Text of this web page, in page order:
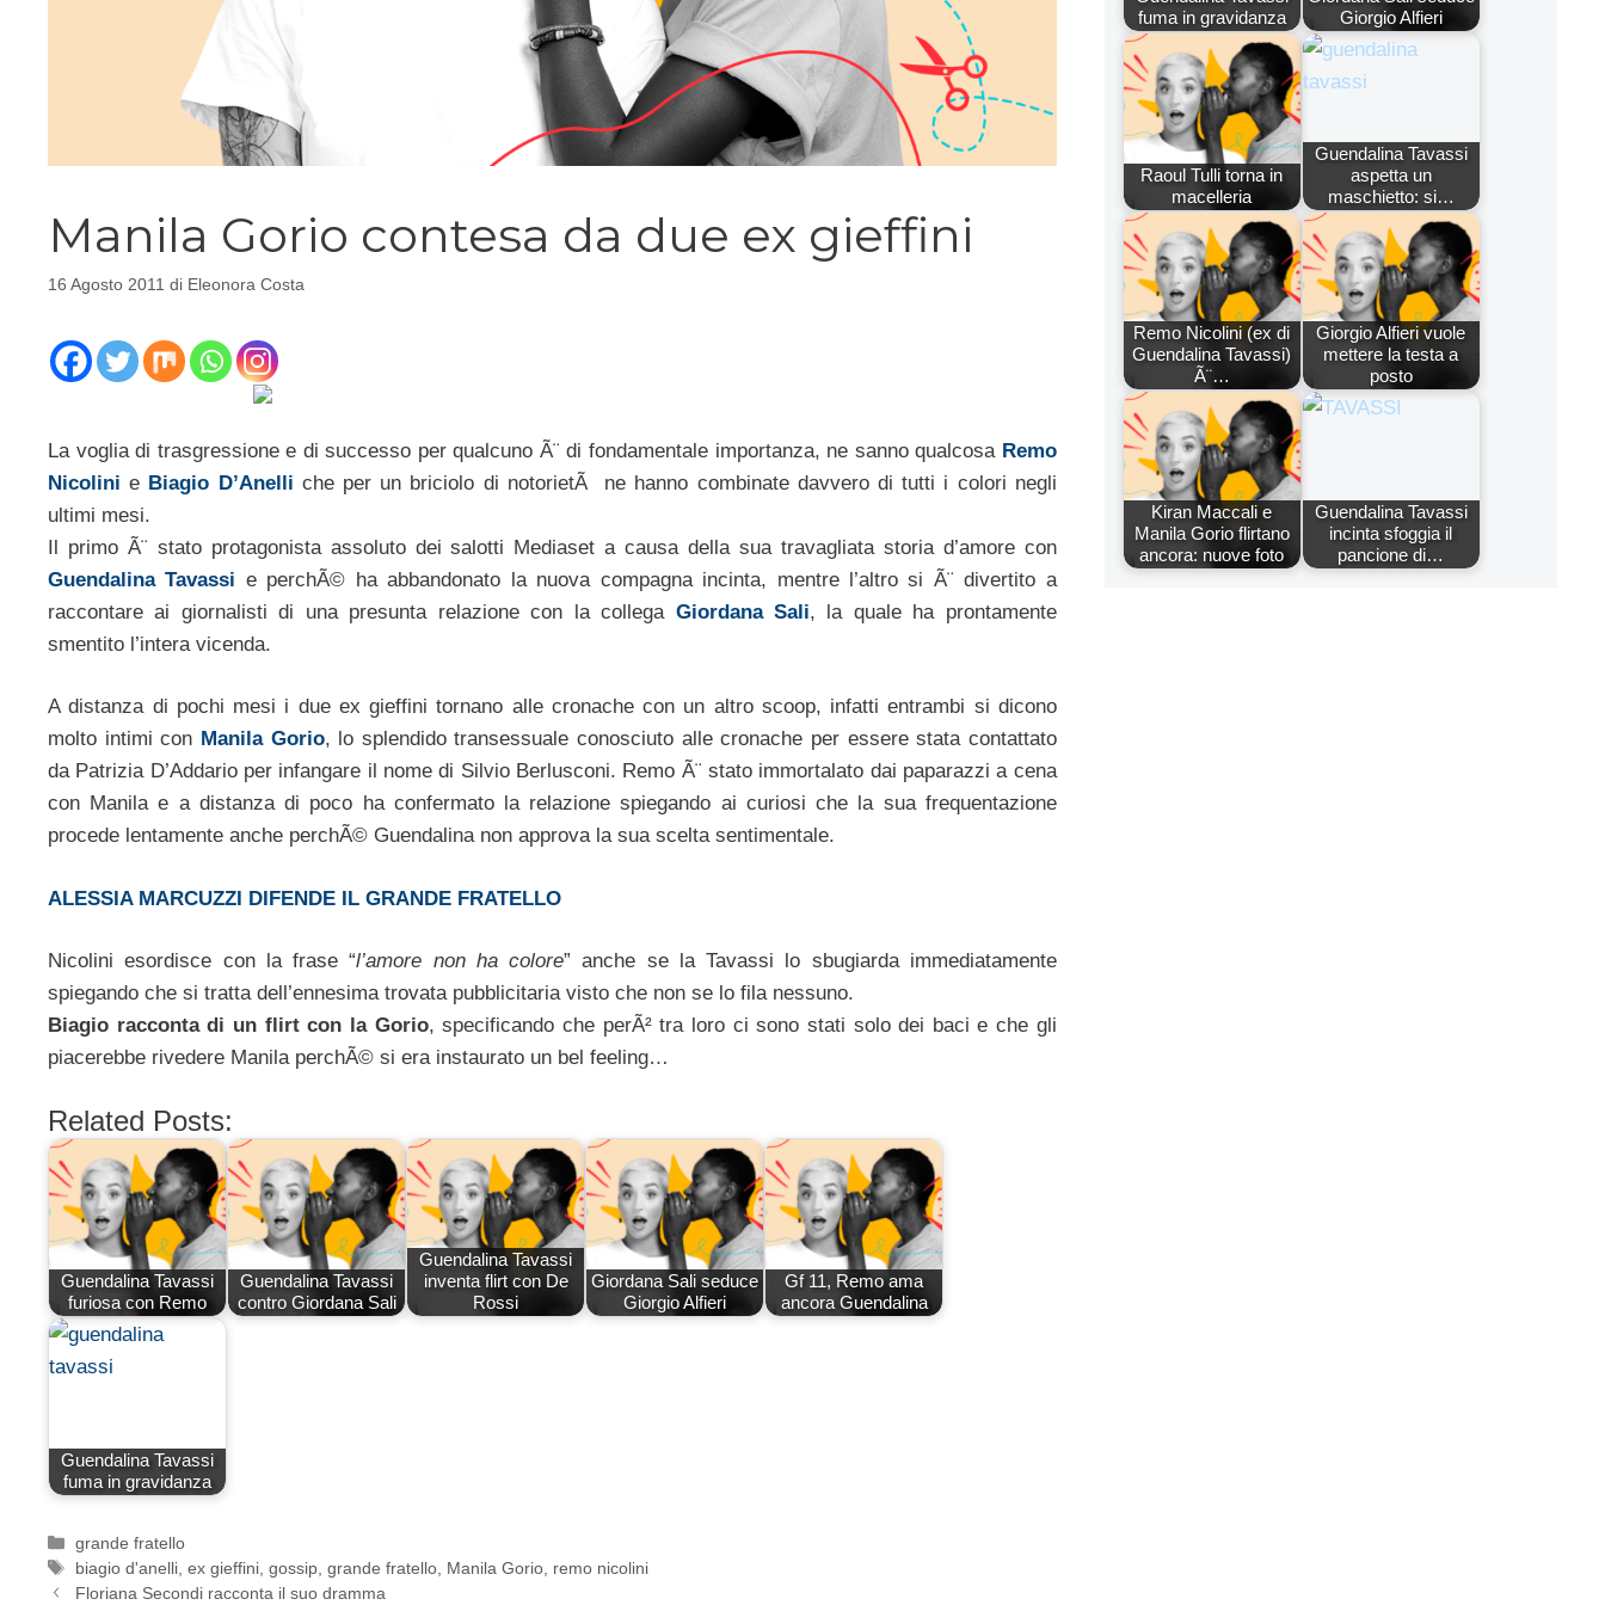
Manila Gorio contesa da due ex gieffini
16 Agosto 2011 di Eleonora Costa
La voglia di trasgressione e di successo per qualcuno Ã¨ di fondamentale importanza, ne sanno qualcosa Remo
Nicolini e Biagio D’Anelli che per un briciolo di notorietÃ ne hanno combinate davvero di tutti i colori negli
ultimi mesi.
Il primo Ã¨ stato protagonista assoluto dei salotti Mediaset a causa della sua travagliata storia d’amore con
Guendalina Tavassi e perchÃ© ha abbandonato la nuova compagna incinta, mentre l’altro si Ã¨ divertito a
raccontare ai giornalisti di una presunta relazione con la collega Giordana Sali, la quale ha prontamente
smentito l’intera vicenda.
A distanza di pochi mesi i due ex gieffini tornano alle cronache con un altro scoop, infatti entrambi si dicono
molto intimi con Manila Gorio, lo splendido transessuale conosciuto alle cronache per essere stata contattato
da Patrizia D’Addario per infangare il nome di Silvio Berlusconi. Remo Ã¨ stato immortalato dai paparazzi a cena
con Manila e a distanza di poco ha confermato la relazione spiegando ai curiosi che la sua frequentazione
procede lentamente anche perchÃ© Guendalina non approva la sua scelta sentimentale.
ALESSIA MARCUZZI DIFENDE IL GRANDE FRATELLO
Nicolini esordisce con la frase “l’amore non ha colore” anche se la Tavassi lo sbugiarda immediatamente
spiegando che si tratta dell’ennesima trovata pubblicitaria visto che non se lo fila nessuno.
Biagio racconta di un flirt con la Gorio, specificando che perÃ² tra loro ci sono stati solo dei baci e che gli
piacerebbe rivedere Manila perchÃ© si era instaurato un bel feeling…
Related Posts:
Guendalina Tavassi
furiosa con Remo
Guendalina Tavassi
contro Giordana Sali
Guendalina Tavassi
inventa flirt con De
Rossi
Giordana Sali seduce
Giorgio Alfieri
Gf 11, Remo ama
ancora Guendalina
Guendalina Tavassi
fuma in gravidanza
Categorie
grande fratello
Tag
biagio d'anelli ,ex gieffini ,gossip ,grande fratello Manila Gorio remo nicolini
Floriana Secondi racconta il suo dramma
fuma in gravidanza
Giorgio Alfieri
Raoul Tulli torna in
macelleria
Guendalina Tavassi
aspetta un
maschietto: si…
Remo Nicolini (ex di
Guendalina Tavassi)
Ã¨…
Giorgio Alfieri vuole
mettere la testa a
posto
Kiran Maccali e
Manila Gorio flirtano
ancora: nuove foto
Guendalina Tavassi
incinta sfoggia il
pancione di…